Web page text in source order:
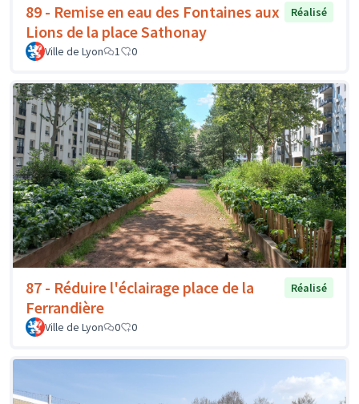
89 - Remise en eau des Fontaines aux
Lions de la place Sathonay
Réalisé
Ville de Lyon 1 0
87 - Réduire l'éclairage place de la
Ferrandière
Réalisé
Ville de Lyon 0 0